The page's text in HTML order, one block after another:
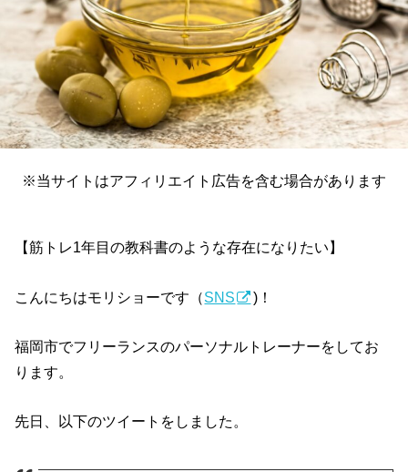
※当サイトはアフィリエイト広告を含む場合があります
【筋トレ1年目の教科書のような存在になりたい】
こんにちはモリショーです（SNS )！
福岡市でフリーランスのパーソナルトレーナーをしてお
ります。
先日、以下のツイートをしました。